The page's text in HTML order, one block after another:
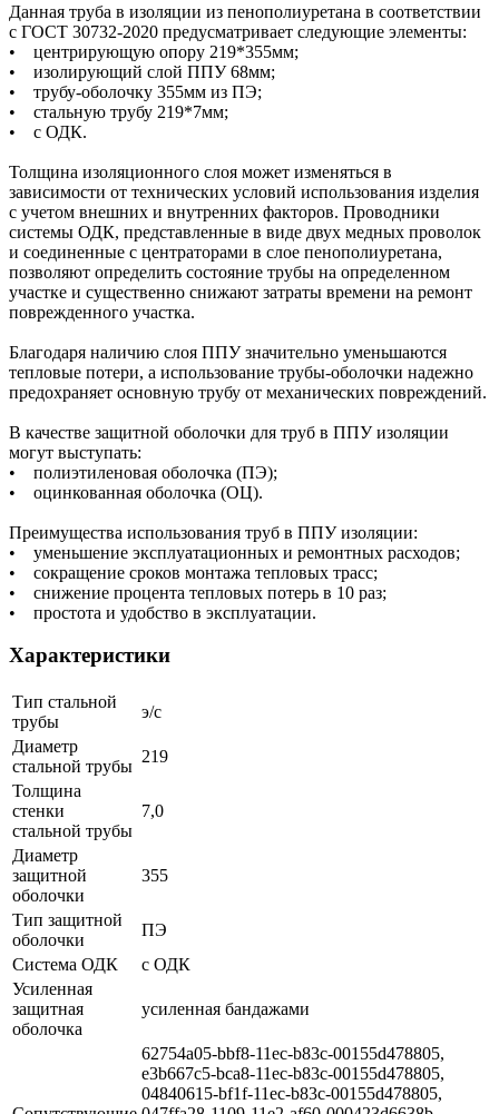
Данная труба в изоляции из пенополиуретана в соответствии
с ГОСТ 30732-2020 предусматривает следующие элементы:
• центрирующую опору 219*355мм;
• изолирующий слой ППУ 68мм;
• трубу-оболочку 355мм из ПЭ;
• стальную трубу 219*7мм;
• с ОДК.
Толщина изоляционного слоя может изменяться в
зависимости от технических условий использования изделия
с учетом внешних и внутренних факторов. Проводники
системы ОДК, представленные в виде двух медных проволок
и соединенные с центраторами в слое пенополиуретана,
позволяют определить состояние трубы на определенном
участке и существенно снижают затраты времени на ремонт
поврежденного участка.
Благодаря наличию слоя ППУ значительно уменьшаются
тепловые потери, а использование трубы-оболочки надежно
предохраняет основную трубу от механических повреждений.
В качестве защитной оболочки для труб в ППУ изоляции
могут выступать:
• полиэтиленовая оболочка (ПЭ);
• оцинкованная оболочка (ОЦ).
Преимущества использования труб в ППУ изоляции:
• уменьшение эксплуатационных и ремонтных расходов;
• сокращение сроков монтажа тепловых трасс;
• снижение процента тепловых потерь в 10 раз;
• простота и удобство в эксплуатации.
Характеристики
Тип стальной
трубы
э/с
Диаметр
стальной трубы
219
Толщина
стенки
стальной трубы
7,0
Диаметр
защитной
оболочки
355
Тип защитной
оболочки
ПЭ
Система ОДК
с ОДК
Усиленная
защитная
оболочка
усиленная бандажами
62754a05-bbf8-11ec-b83c-00155d478805,
e3b667c5-bca8-11ec-b83c-00155d478805,
04840615-bf1f-11ec-b83c-00155d478805,